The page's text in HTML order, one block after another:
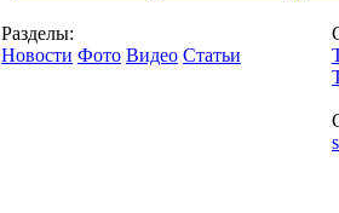
Разделы:
Новости Фото Видео Статьи